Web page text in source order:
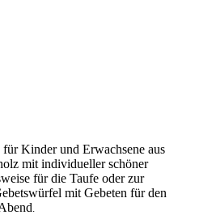
Kinder und Erwachsene aus
mit individueller schöner
für die Taufe oder zur
mit Gebeten für den